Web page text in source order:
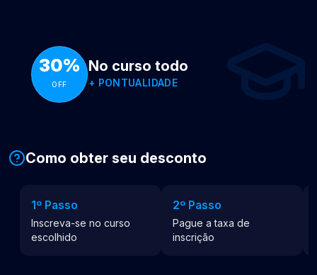
30%
OFF
No curso todo
+ PONTUALIDADE
Como obter seu desconto
1º Passo
Inscreva-se no curso
escolhido
2º Passo
Pague a taxa de
inscrição